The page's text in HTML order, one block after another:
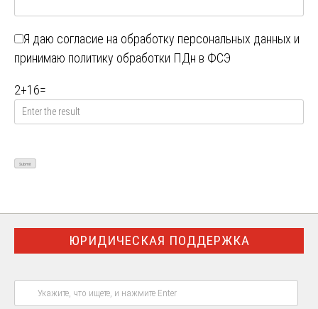
Я даю согласие на обработку персональных данных и
принимаю политику обработки ПДн в ФСЭ
2+16=
ЮРИДИЧЕСКАЯ ПОДДЕРЖКА